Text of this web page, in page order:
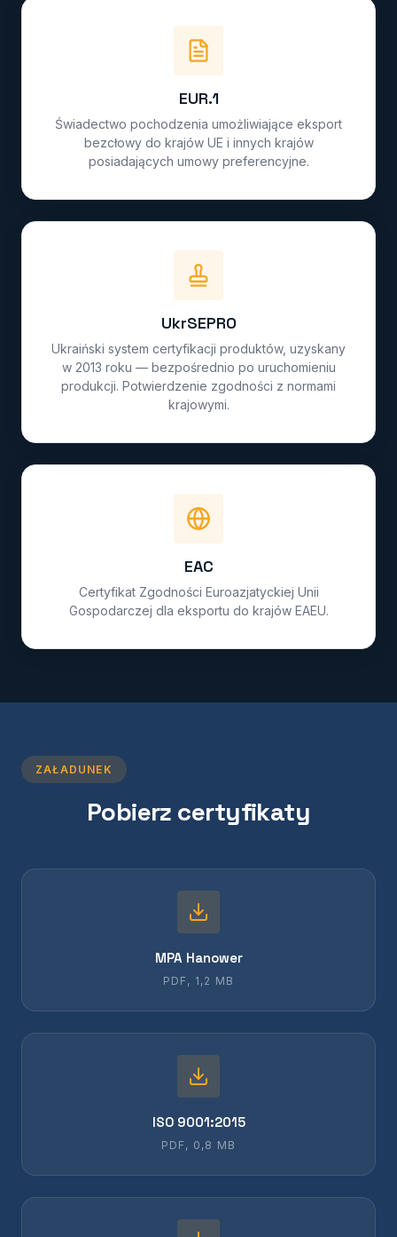
EUR.1
Świadectwo pochodzenia umożliwiające eksport
bezcłowy do krajów UE i innych krajów
posiadających umowy preferencyjne.
UkrSEPRO
Ukraiński system certyfikacji produktów, uzyskany
w 2013 roku — bezpośrednio po uruchomieniu
produkcji. Potwierdzenie zgodności z normami
krajowymi.
EAC
Certyfikat Zgodności Euroazjatyckiej Unii
Gospodarczej dla eksportu do krajów EAEU.
ZAŁADUNEK
Pobierz certyfikaty
MPA Hanower
PDF, 1,2 MB
ISO 9001:2015
PDF, 0,8 MB